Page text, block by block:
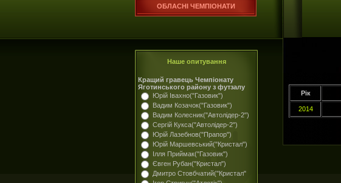
ОБЛАСНІ ЧЕМПІОНАТИ
Наше опитування
Кращий гравець Чемпіонату
Яготинського району з футзалу
Юрій Івахно("Газовик")
Вадим Козачок("Газовик")
Вадим Колесник("Автолідер-2")
Сергій Кукса("Автолідер-2")
Юрій Лазебнов("Прапор")
Юрій Маршевський("Кристал")
Ілля Приймак("Газовик")
Євген Рубан("Кристал")
Дмитро Стовбчатий("Кристал"
Рік
2014